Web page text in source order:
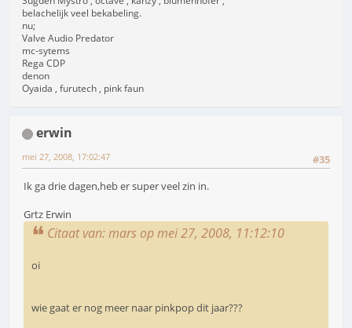
belachelijk veel bekabeling.
nu;
Valve Audio Predator
mc-sytems
Rega CDP
denon
Oyaida , furutech , pink faun
erwin
#35
mei 27, 2008, 17:02:47
Ik ga drie dagen,heb er super veel zin in.
Grtz Erwin
Citaat van: mars op mei 27, 2008, 11:12:10
oi
wie gaat er nog meer naar pinkpop dit jaar???